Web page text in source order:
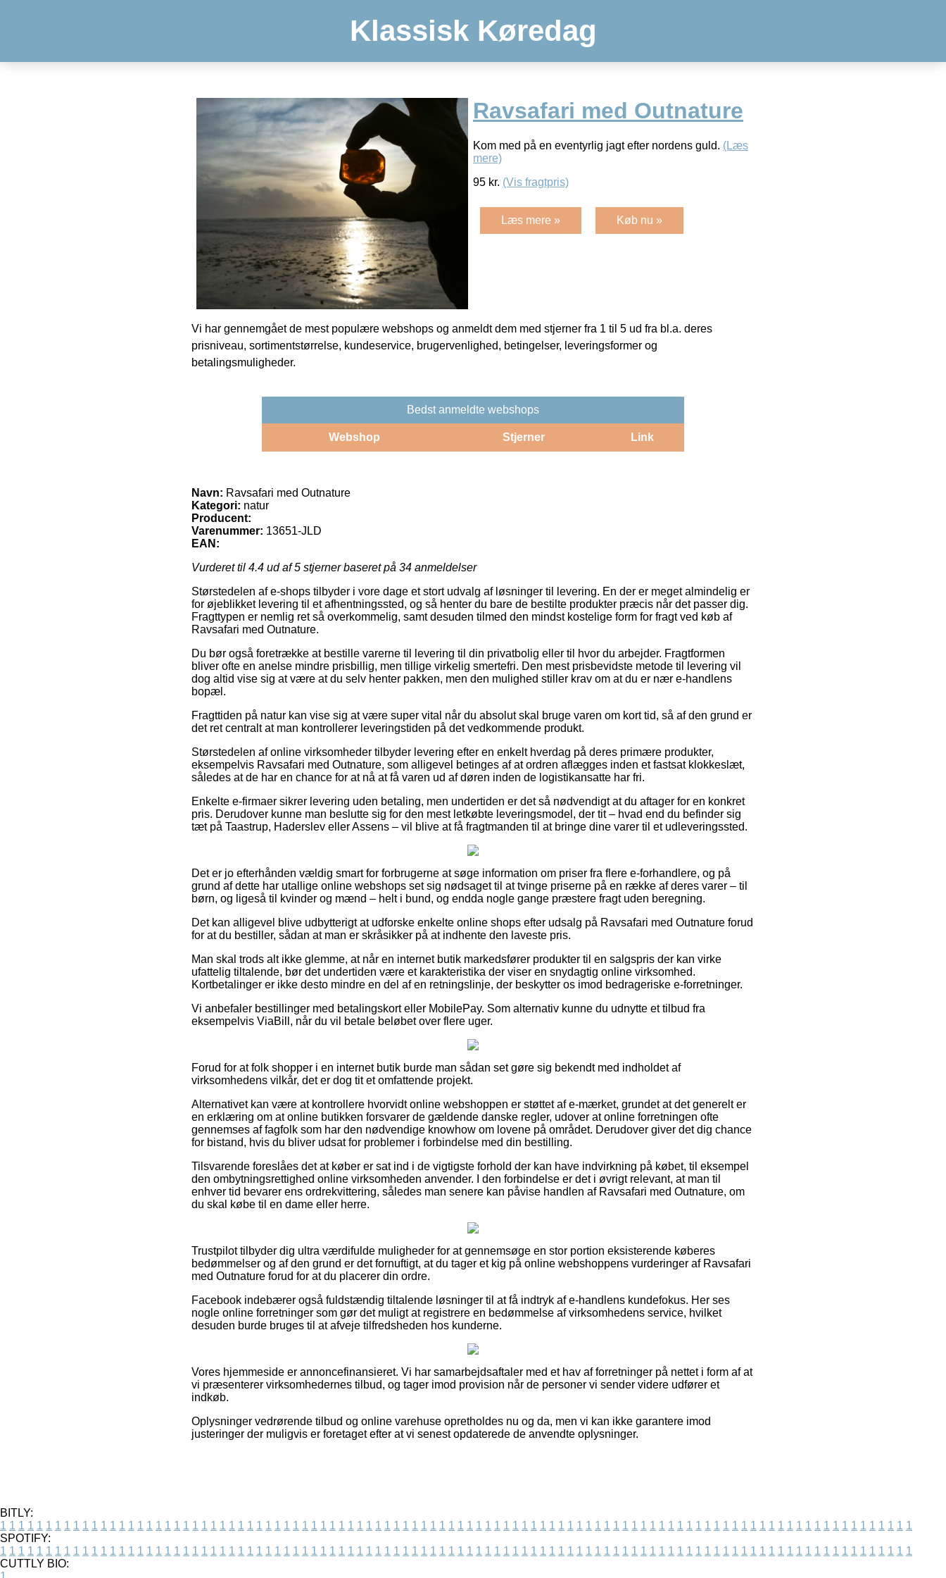
Klassisk Køredag
Ravsafari med Outnature
Kom med på en eventyrlig jagt efter nordens guld. (Læs
mere)
95 kr. (Vis fragtpris)
Læs mere » Køb nu »
Vi har gennemgået de mest populære webshops og anmeldt dem med stjerner fra 1 til 5 ud fra bl.a. deres
prisniveau, sortimentstørrelse, kundeservice, brugervenlighed, betingelser, leveringsformer og
betalingsmuligheder.
Bedst anmeldte webshops
Webshop Stjerner Link
Navn: Ravsafari med Outnature
Kategori: natur
Producent:
Varenummer: 13651-JLD
EAN:
Vurderet til 4.4 ud af 5 stjerner baseret på 34 anmeldelser
Størstedelen af e-shops tilbyder i vore dage et stort udvalg af løsninger til levering. En der er meget almindelig er
for øjeblikket levering til et afhentningssted, og så henter du bare de bestilte produkter præcis når det passer dig.
Fragttypen er nemlig ret så overkommelig, samt desuden tilmed den mindst kostelige form for fragt ved køb af
Ravsafari med Outnature.
Du bør også foretrække at bestille varerne til levering til din privatbolig eller til hvor du arbejder. Fragtformen
bliver ofte en anelse mindre prisbillig, men tillige virkelig smertefri. Den mest prisbevidste metode til levering vil
dog altid vise sig at være at du selv henter pakken, men den mulighed stiller krav om at du er nær e-handlens
bopæl.
Fragttiden på natur kan vise sig at være super vital når du absolut skal bruge varen om kort tid, så af den grund er
det ret centralt at man kontrollerer leveringstiden på det vedkommende produkt.
Størstedelen af online virksomheder tilbyder levering efter en enkelt hverdag på deres primære produkter,
eksempelvis Ravsafari med Outnature, som alligevel betinges af at ordren aflægges inden et fastsat klokkeslæt,
således at de har en chance for at nå at få varen ud af døren inden de logistikansatte har fri.
Enkelte e-firmaer sikrer levering uden betaling, men undertiden er det så nødvendigt at du aftager for en konkret
pris. Derudover kunne man beslutte sig for den mest letkøbte leveringsmodel, der tit – hvad end du befinder sig
tæt på Taastrup, Haderslev eller Assens – vil blive at få fragtmanden til at bringe dine varer til et udleveringssted.
Det er jo efterhånden vældig smart for forbrugerne at søge information om priser fra flere e-forhandlere, og på
grund af dette har utallige online webshops set sig nødsaget til at tvinge priserne på en række af deres varer – til
børn, og ligeså til kvinder og mænd – helt i bund, og endda nogle gange præstere fragt uden beregning.
Det kan alligevel blive udbytterigt at udforske enkelte online shops efter udsalg på Ravsafari med Outnature forud
for at du bestiller, sådan at man er skråsikker på at indhente den laveste pris.
Man skal trods alt ikke glemme, at når en internet butik markedsfører produkter til en salgspris der kan virke
ufattelig tiltalende, bør det undertiden være et karakteristika der viser en snydagtig online virksomhed.
Kortbetalinger er ikke desto mindre en del af en retningslinje, der beskytter os imod bedrageriske e-forretninger.
Vi anbefaler bestillinger med betalingskort eller MobilePay. Som alternativ kunne du udnytte et tilbud fra
eksempelvis ViaBill, når du vil betale beløbet over flere uger.
Forud for at folk shopper i en internet butik burde man sådan set gøre sig bekendt med indholdet af
virksomhedens vilkår, det er dog tit et omfattende projekt.
Alternativet kan være at kontrollere hvorvidt online webshoppen er støttet af e-mærket, grundet at det generelt er
en erklæring om at online butikken forsvarer de gældende danske regler, udover at online forretningen ofte
gennemses af fagfolk som har den nødvendige knowhow om lovene på området. Derudover giver det dig chance
for bistand, hvis du bliver udsat for problemer i forbindelse med din bestilling.
Tilsvarende foreslåes det at køber er sat ind i de vigtigste forhold der kan have indvirkning på købet, til eksempel
den ombytningsrettighed online virksomheden anvender. I den forbindelse er det i øvrigt relevant, at man til
enhver tid bevarer ens ordrekvittering, således man senere kan påvise handlen af Ravsafari med Outnature, om
du skal købe til en dame eller herre.
Trustpilot tilbyder dig ultra værdifulde muligheder for at gennemsøge en stor portion eksisterende køberes
bedømmelser og af den grund er det fornuftigt, at du tager et kig på online webshoppens vurderinger af Ravsafari
med Outnature forud for at du placerer din ordre.
Facebook indebærer også fuldstændig tiltalende løsninger til at få indtryk af e-handlens kundefokus. Her ses
nogle online forretninger som gør det muligt at registrere en bedømmelse af virksomhedens service, hvilket
desuden burde bruges til at afveje tilfredsheden hos kunderne.
Vores hjemmeside er annoncefinansieret. Vi har samarbejdsaftaler med et hav af forretninger på nettet i form af at
vi præsenterer virksomhedernes tilbud, og tager imod provision når de personer vi sender videre udfører et
indkøb.
Oplysninger vedrørende tilbud og online varehuse opretholdes nu og da, men vi kan ikke garantere imod
justeringer der muligvis er foretaget efter at vi senest opdaterede de anvendte oplysninger.
BITLY:
1 1 1 1 1 1 1 1 1 1 1 1 1 1 1 1 1 1 1 1 1 1 1 1 1 1 1 1 1 1 1 1 1 1 1 1 1 1 1 1 1 1 1 1 1 1 1 1 1 1 1 1 1 1 1 1 1 1 1 1 1 1 1 1 1 1 1 1 1 1 1 1 1 1 1 1 1 1 1 1 1 1 1 1 1 1 1 1 1 1 1 1 1 1 1 1 1 1 1 1
SPOTIFY:
1 1 1 1 1 1 1 1 1 1 1 1 1 1 1 1 1 1 1 1 1 1 1 1 1 1 1 1 1 1 1 1 1 1 1 1 1 1 1 1 1 1 1 1 1 1 1 1 1 1 1 1 1 1 1 1 1 1 1 1 1 1 1 1 1 1 1 1 1 1 1 1 1 1 1 1 1 1 1 1 1 1 1 1 1 1 1 1 1 1 1 1 1 1 1 1 1 1 1 1
CUTTLY BIO: